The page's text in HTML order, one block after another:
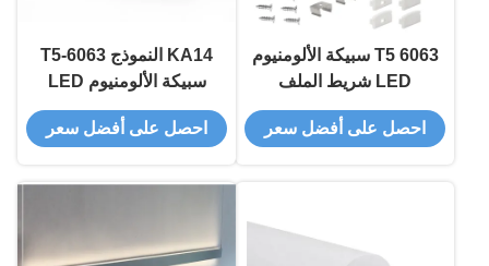
6063 T5 سبيكة الألومنيوم
LED شريط الملف
الألومنيوم مع أكسدة الرمل
لPCB عرض تصل إلى
احصل على أفضل سعر
KA14 النموذج 6063-T5
سبيكة الألومنيوم LED
شريط الألومنيوم الملف مع
السطح المضغوط
احصل على أفضل سعر